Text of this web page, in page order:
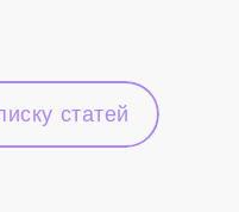
статей